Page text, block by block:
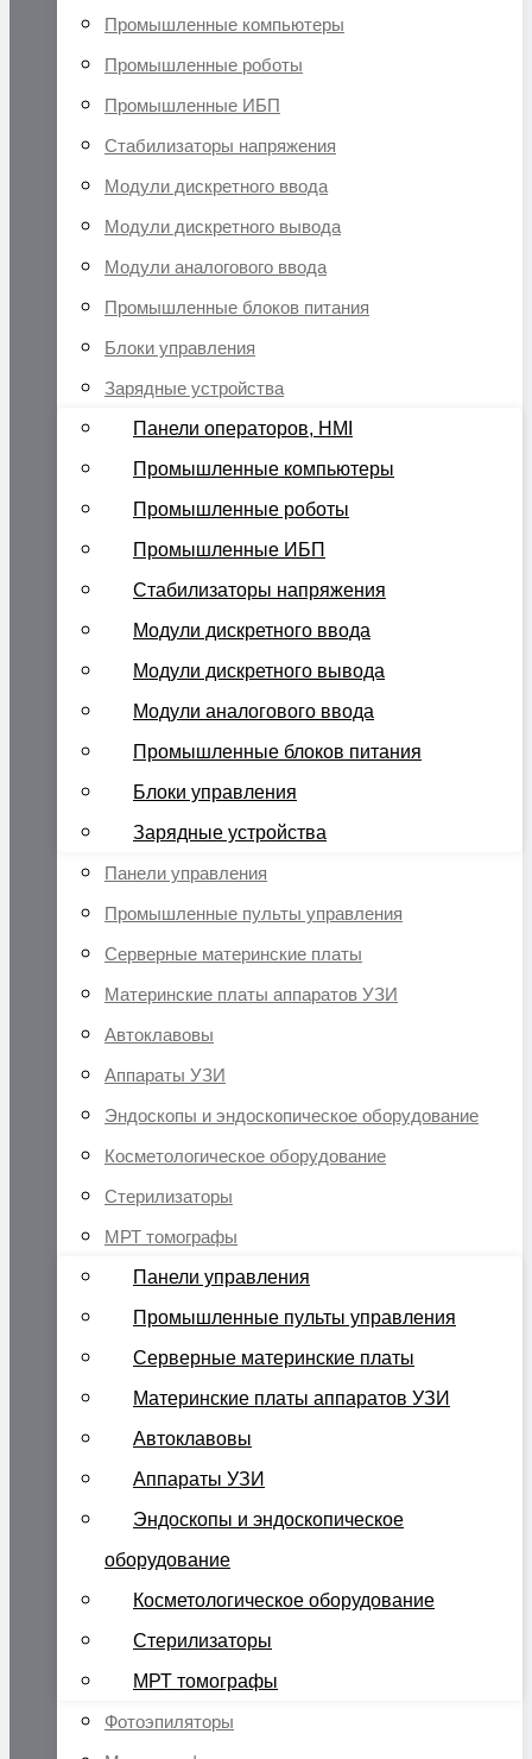
Промышленные компьютеры
Промышленные роботы
Промышленные ИБП
Стабилизаторы напряжения
Модули дискретного ввода
Модули дискретного вывода
Модули аналогового ввода
Промышленные блоков питания
Блоки управления
Зарядные устройства
Панели операторов, HMI
Промышленные компьютеры
Промышленные роботы
Промышленные ИБП
Стабилизаторы напряжения
Модули дискретного ввода
Модули дискретного вывода
Модули аналогового ввода
Промышленные блоков питания
Блоки управления
Зарядные устройства
Панели управления
Промышленные пульты управления
Серверные материнские платы
Материнские платы аппаратов УЗИ
Автоклавовы
Аппараты УЗИ
Эндоскопы и эндоскопическое оборудование
Косметологическое оборудование
Стерилизаторы
МРТ томографы
Панели управления
Промышленные пульты управления
Серверные материнские платы
Материнские платы аппаратов УЗИ
Автоклавовы
Аппараты УЗИ
Эндоскопы и эндоскопическое
оборудование
Косметологическое оборудование
Стерилизаторы
МРТ томографы
Фотоэпиляторы